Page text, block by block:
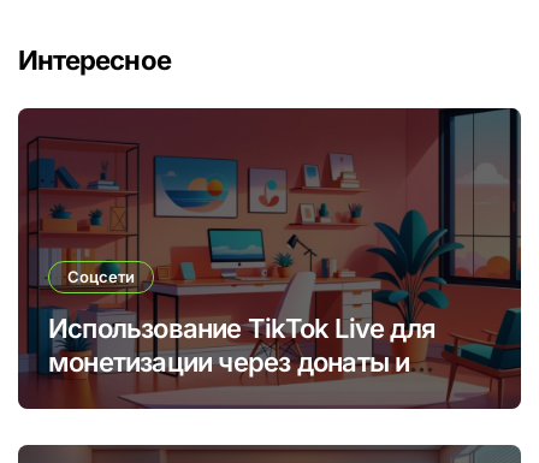
Интересное
Соцсети
Использование TikTok Live для
монетизации через донаты и
платные подписки